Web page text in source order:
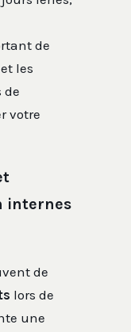
de
les
de
votre
internes
de
lors de
une